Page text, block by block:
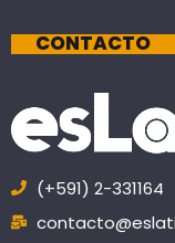
CONTACTO
(+591) 2-331164